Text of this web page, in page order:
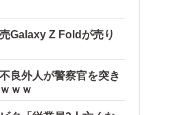
Galaxy Z Foldが売り
良外人が警察官を突き
ｗｗ